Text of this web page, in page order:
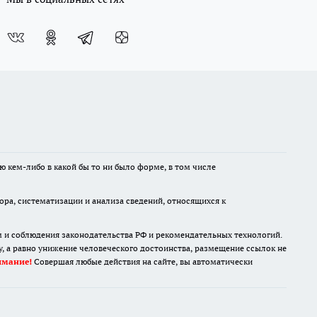
кем-либо в какой бы то ни было форме, в том числе
систематизации и анализа сведений, относящихся к
соблюдения законодательства РФ и рекомендательных технологий.
равно унижение человеческого достоинства, размещение ссылок не
Совершая любые действия на сайте, вы автоматически